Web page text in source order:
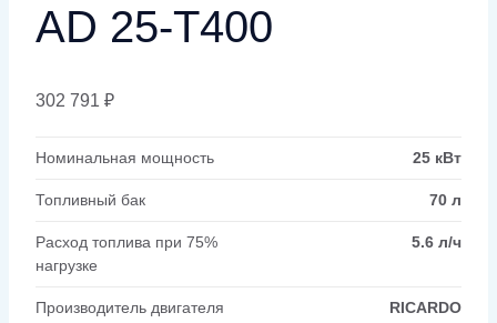
AD 25-T400
302 791 ₽
Номинальная мощность 25 кВт
Топливный бак 70 л
Расход топлива при 75%
нагрузке
5.6 л/ч
Производитель двигателя RICARDO